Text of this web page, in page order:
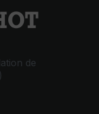
de